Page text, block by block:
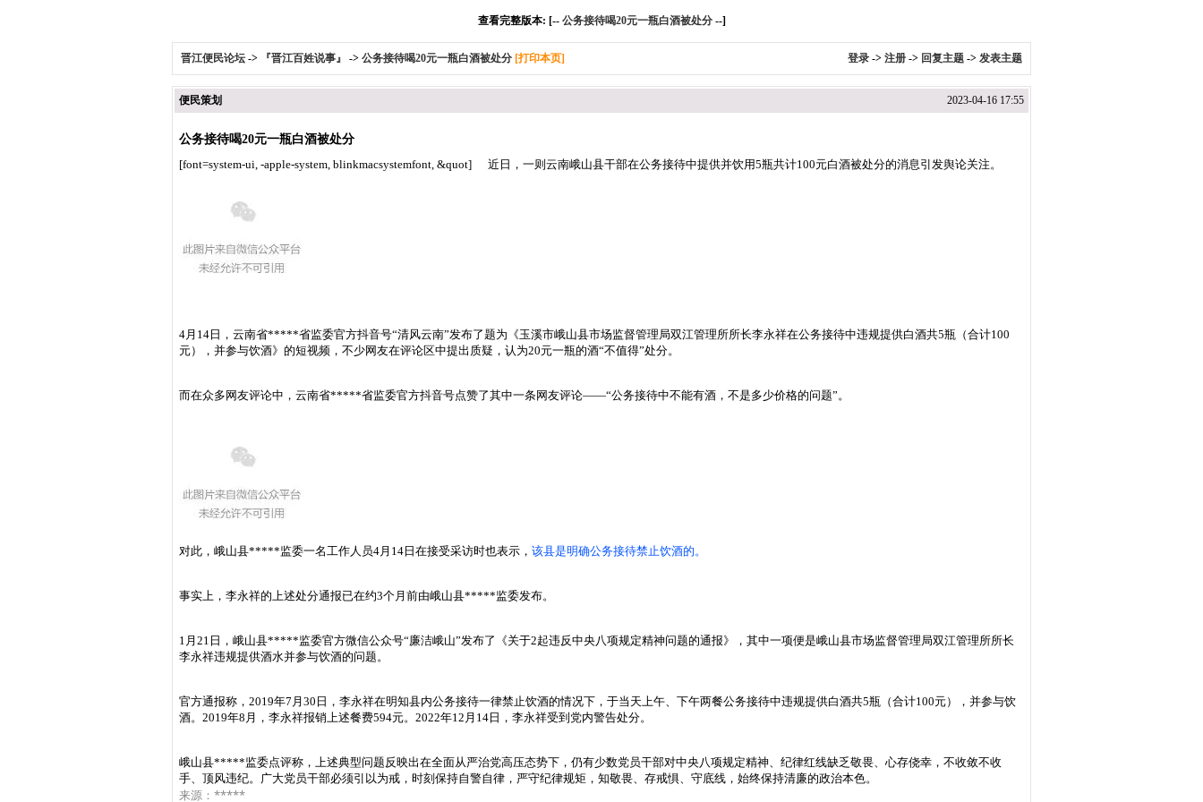
查看完整版本: [-- 公务接待喝20元一瓶白酒被处分--]
晋江便民论坛 -> 『晋江百姓说事』 -> 公务接待喝20元一瓶白酒被处分 [打印本页] 登录 -> 注册 -> 回复主题 -> 发表主题
便民策划 2023-04-16 17:55
公务接待喝20元一瓶白酒被处分
[font=system-ui, -apple-system, blinkmacsystemfont, &quot] 近日，一则云南峨山县干部在公务接待中提供并饮用5瓶共计100元白酒被处分的消息引发舆论关注。
4月14日，云南省*****省监委官方抖音号“清风云南”发布了题为《玉溪市峨山县市场监督管理局双江管理所所长李永祥在公务接待中违规提供白酒共5瓶（合计100
元），并参与饮酒》的短视频，不少网友在评论区中提出质疑，认为20元一瓶的酒“不值得”处分。
而在众多网友评论中，云南省*****省监委官方抖音号点赞了其中一条网友评论——“公务接待中不能有酒，不是多少价格的问题”。
对此，峨山县*****监委一名工作人员4月14日在接受采访时也表示， 该县是明确公务接待禁止饮酒的。
事实上，李永祥的上述处分通报已在约3个月前由峨山县*****监委发布。
1月21日，峨山县*****监委官方微信公众号“廉洁峨山”发布了《关于2起违反中央八项规定精神问题的通报》，其中一项便是峨山县市场监督管理局双江管理所所长
李永祥违规提供酒水并参与饮酒的问题。
官方通报称，2019年7月30日，李永祥在明知县内公务接待一律禁止饮酒的情况下，于当天上午、下午两餐公务接待中违规提供白酒共5瓶（合计100元），并参与饮
酒。2019年8月，李永祥报销上述餐费594元。2022年12月14日，李永祥受到党内警告处分。
峨山县*****监委点评称，上述典型问题反映出在全面从严治党高压态势下，仍有少数党员干部对中央八项规定精神、纪律红线缺乏敬畏、心存侥幸，不收敛不收
手、顶风违纪。广大党员干部必须引以为戒，时刻保持自警自律，严守纪律规矩，知敬畏、存戒惧、守底线，始终保持清廉的政治本色。
来源： *****